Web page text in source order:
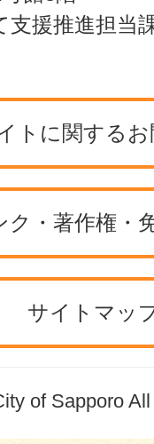
支援推進担当
トに関する
ク・著作権・
サイトマッ
of Sapporo